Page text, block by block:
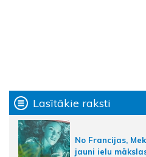
Lasītākie raksti
No Francijas,
jauni ielu